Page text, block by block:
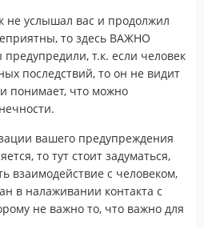
не услышал вас и продолжил
то здесь ВАЖНО
т.к. если человек
последствий, то он не видит
понимает, что можно
вашего предупреждения
то тут стоит задуматься,
взаимодействие с человеком,
в налаживании контакта с
не важно то, что важно для